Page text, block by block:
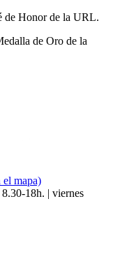
de Honor de la URL.
de Oro de la
el mapa)
18h. | viernes